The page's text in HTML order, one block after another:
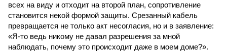
всех на виду и отходит на второй план, сопротивление
становится некой формой защиты. Срезанный кабель
превращается не только акт несогласия, но и в заявление:
«Я-то ведь никому не давал разрешения за мной
наблюдать, почему это происходит даже в моем доме?».